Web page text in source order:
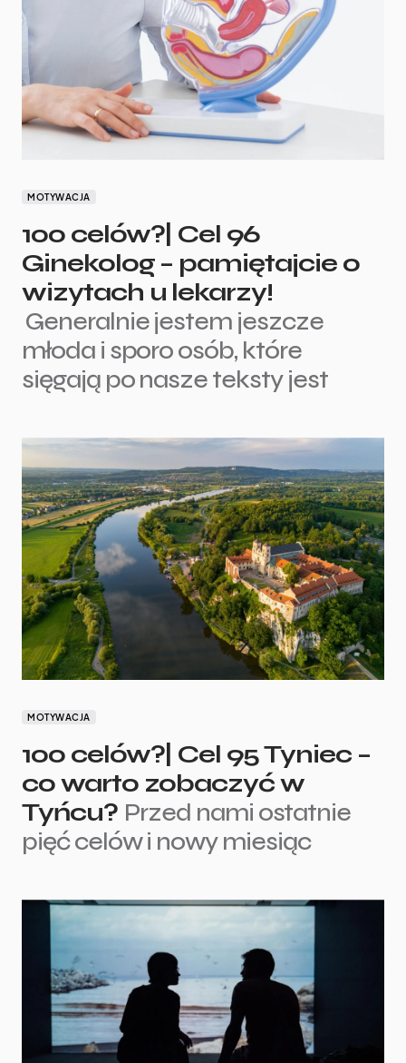
MOTYWACJA
100 celów?| Cel 96
Ginekolog – pamiętajcie o
wizytach u lekarzy!
Generalnie jestem jeszcze
młoda i sporo osób, które
sięgają po nasze teksty jest
MOTYWACJA
100 celów?| Cel 95 Tyniec –
co warto zobaczyć w
Tyńcu? Przed nami ostatnie
pięć celów i nowy miesiąc